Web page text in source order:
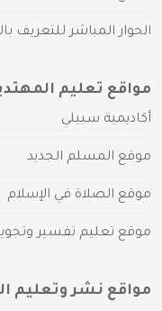
الحوار المباشر للتعريف
مواقع تعليم
أكاديمية سبيلي
موقع المسلم الجديد
موقع الصلاة في الإسلام
موقع تعليم تفسير وتجويد
مواقع نشر وتعليم